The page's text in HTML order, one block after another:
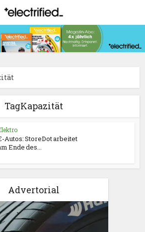
TagKapazität
Autos: StoreDot arbeitet
Ende des...
Advertorial